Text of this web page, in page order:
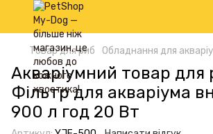
Товар для риб Обладнання для
Акваріумний товар для
Фільтр для акваріума
900 л год 20 Вт